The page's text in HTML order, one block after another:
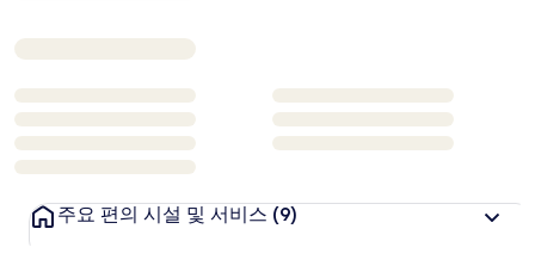
주요 편의 시설 및 서비스 (9)